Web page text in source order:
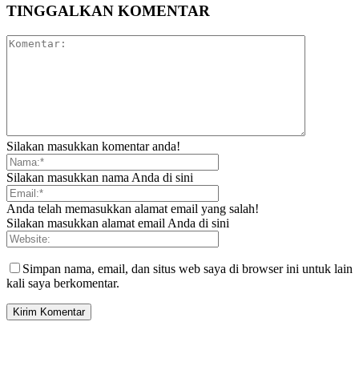
TINGGALKAN KOMENTAR
Silakan masukkan komentar anda!
Silakan masukkan nama Anda di sini
Anda telah memasukkan alamat email yang salah!
Silakan masukkan alamat email Anda di sini
Simpan nama, email, dan situs web saya di browser ini untuk lain
kali saya berkomentar.